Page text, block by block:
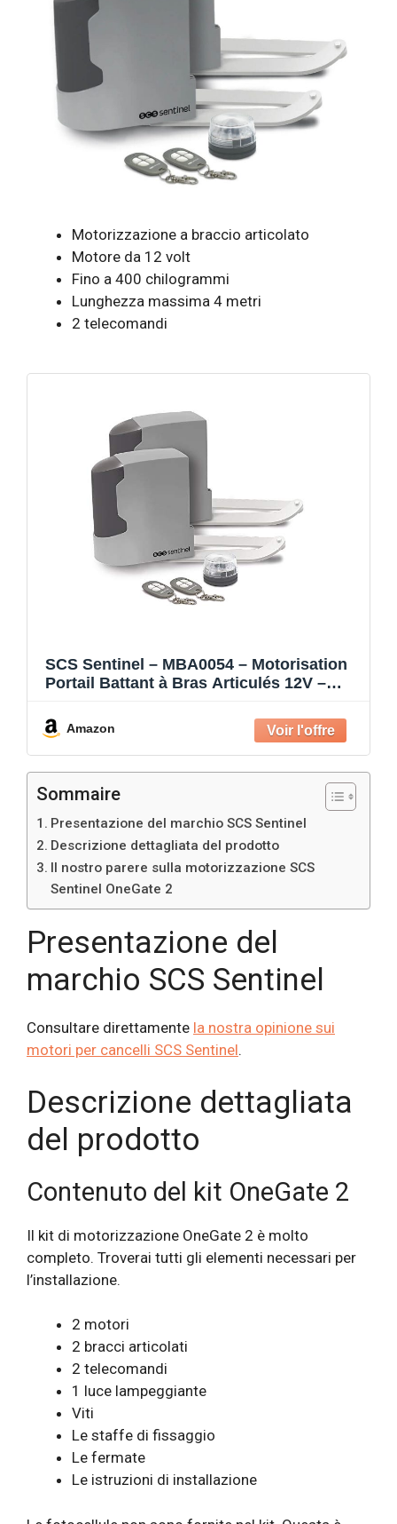
Motorizzazione a braccio articolato
Motore da 12 volt
Fino a 400 chilogrammi
Lunghezza massima 4 metri
2 telecomandi
SCS Sentinel – MBA0054 – Motorisation
Portail Battant à Bras Articulés 12V –
Longueur Portail Électrique 4 m et Poids
400 kg – OneGate 2
Amazon
Sommaire
Presentazione del marchio SCS Sentinel
Descrizione dettagliata del prodotto
Il nostro parere sulla motorizzazione SCS
Sentinel OneGate 2
Presentazione del
marchio SCS Sentinel
Consultare direttamente la nostra opinione sui
motori per cancelli SCS Sentinel.
Descrizione dettagliata
del prodotto
Contenuto del kit OneGate 2
Il kit di motorizzazione OneGate 2 è molto
completo. Troverai tutti gli elementi necessari per
l’installazione.
2 motori
2 bracci articolati
2 telecomandi
1 luce lampeggiante
Viti
Le staffe di fissaggio
Le fermate
Le istruzioni di installazione